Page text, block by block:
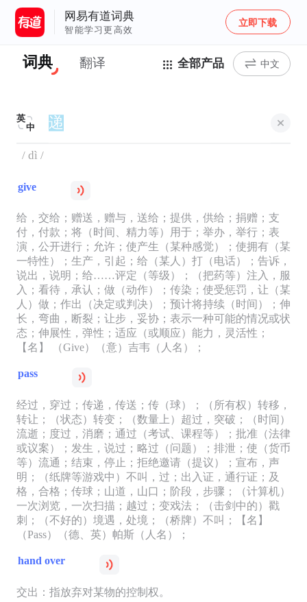
网易有道词典
智能学习更高效
立即下载
词典 翻译 全部产品 中文
英
中
/ dì /
give
给，交给；赠送，赠与，送给；提供，供给；捐赠；支
付，付款；将（时间、精力等）用于；举办，举行；表
演，公开进行；允许；使产生（某种感觉）；使拥有（某
一特性）；生产，引起；给（某人）打（电话）；告诉，
说出，说明；给……评定（等级）；（把药等）注入，服
入；看待，承认；做（动作）；传染；使受惩罚，让（某
人）做；作出（决定或判决）；预计将持续（时间）；伸
长，弯曲，断裂；让步，妥协；表示一种可能的情况或状
态；伸展性，弹性；适应（或顺应）能力，灵活性；
【名】 （Give）（意）吉韦（人名）；
pass
经过，穿过；传递，传送；传（球）；（所有权）转移，
转让；（状态）转变；（数量上）超过，突破；（时间）
流逝；度过，消磨；通过（考试、课程等）；批准（法律
或议案）；发生，说过；略过（问题）；排泄；使（货币
等）流通；结束，停止；拒绝邀请（提议）；宣布，声
明；（纸牌等游戏中）不叫，过；出入证，通行证；及
格，合格；传球；山道，山口；阶段，步骤；（计算机）
一次浏览，一次扫描；越过；变戏法；（击剑中的）戳
刺；（不好的）境遇，处境；（桥牌）不叫；【名】
（Pass）（德、英）帕斯（人名）；
hand over
交出：指放弃对某物的控制权。